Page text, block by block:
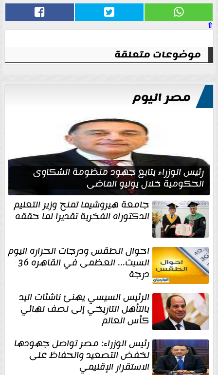
⇧
موضوعات متعلقة
مصر اليوم
رئيس الوزراء يتابع جهود منظومة الشكاوى
الحكومية خلال يوليو الماضي
جامعة هيروشيما تمنح وزير التعليم
الدكتوراه الفخرية تقديرا لما حققه
احوال الطقس ودرجات الحراره اليوم
السبت... العظمى في القاهره 36
درجة
الرئيس السيسي يهنئ ناشئات اليد
بالتأهل التاريخي إلى نصف نهائي
كأس العالم
رئيس الوزراء: مصر تواصل جهودها
لخفض التصعيد والحفاظ على
الاستقرار الإقليمي